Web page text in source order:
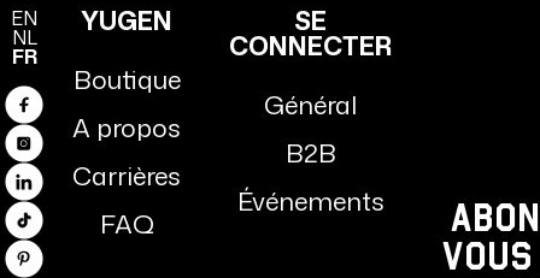
EN
NL
FR
Facebook
Instagram
Linkedin
TikTok
Pinterest
YUGEN
Boutique
A propos
Carrières
FAQ
SE
CONNECTER
Général
B2B
Événements